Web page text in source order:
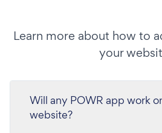
Learn more about how to
your
Will any POWR app work
website?